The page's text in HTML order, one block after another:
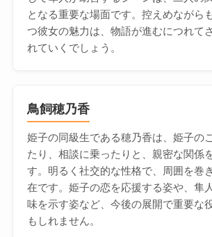
となる重要な場面です。控えめながら
つ彼女の魅力は、物語が進むにつれて
れていくでしょう。
鳥飼穂乃香
姫子の同級生である穂乃香は、姫子の
たり、相談に乗ったりと、親密な関係
す。明るく社交的な性格で、周囲を巻
在です。姫子の恋を応援する姿や、隼
味を示す姿など、今後の展開で重要な
もしれません。